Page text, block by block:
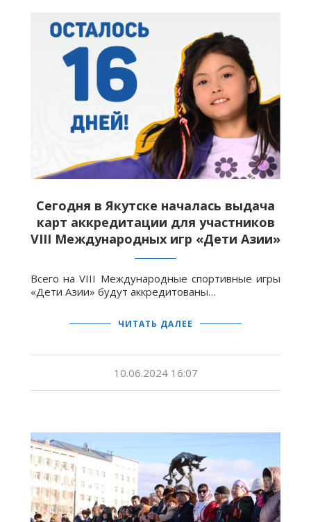
Сегодня в Якутске началась выдача
карт аккредитации для участников
VIII Международных игр «Дети Азии»
Всего на VIII Международные спортивные игры
«Дети Азии» будут аккредитованы…
ЧИТАТЬ ДАЛЕЕ
10.06.2024 16:07